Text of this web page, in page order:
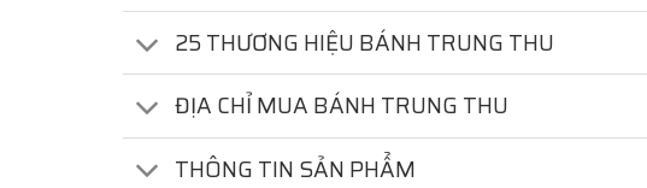
25 THƯƠNG HIỆU BÁNH TRUNG THU
ĐỊA CHỈ MUA BÁNH TRUNG THU
THÔNG TIN SẢN PHẨM